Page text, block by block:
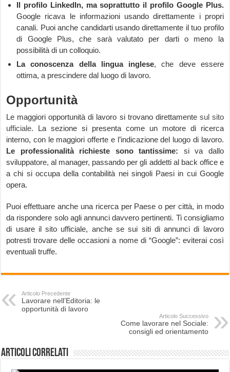
Il profilo LinkedIn, ma soprattutto il profilo Google Plus.
Google ricava le informazioni usando direttamente i propri
canali. Puoi anche candidarti usando direttamente il tuo profilo
di Google Plus, che sarà valutato per darti o meno la
possibilità di un colloquio.
La conoscenza della lingua inglese, che deve essere
ottima, a prescindere dal luogo di lavoro.
Opportunità
Le maggiori opportunità di lavoro si trovano direttamente sul sito
ufficiale. La sezione si presenta come un motore di ricerca
interno, con le maggiori offerte e l’indicazione del luogo di lavoro.
Le professionalità richieste sono tantissime: si va dallo
sviluppatore, al manager, passando per gli addetti al back office e
a chi si occupa della contabilità nei singoli Paesi in cui Google
opera.
Puoi effettuare anche una ricerca per Paese o per città, in modo
da rispondere solo agli annunci davvero pertinenti. Ti consigliamo
di usare il sito ufficiale, anche se sui siti di annunci di lavoro
potresti trovare delle occasioni a nome di “Google”: eviterai così
eventuali truffe.
Articolo Precedente
Lavorare nell’Editoria: le
opportunità di lavoro
Articolo Successivo
Come lavorare nel Sociale:
consigli ed orientamento
Articoli correlati